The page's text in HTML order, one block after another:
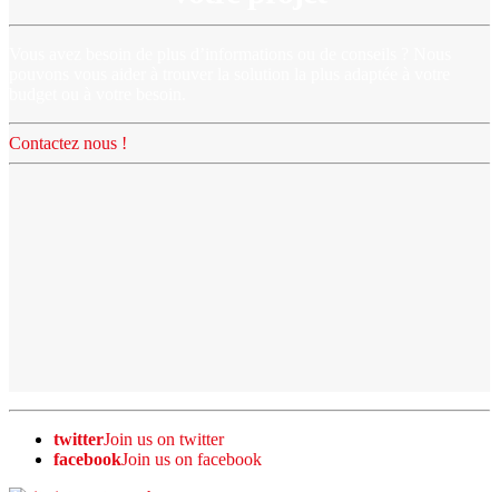
Contactez nous !
twitterJoin us on twitter
facebookJoin us on facebook